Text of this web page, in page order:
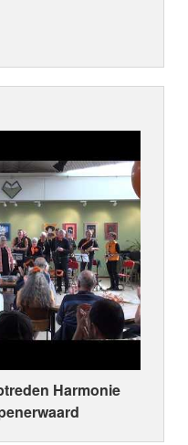
Harmonie